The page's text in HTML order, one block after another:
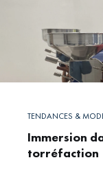
TENDANCES &
Immersion
torréfaction